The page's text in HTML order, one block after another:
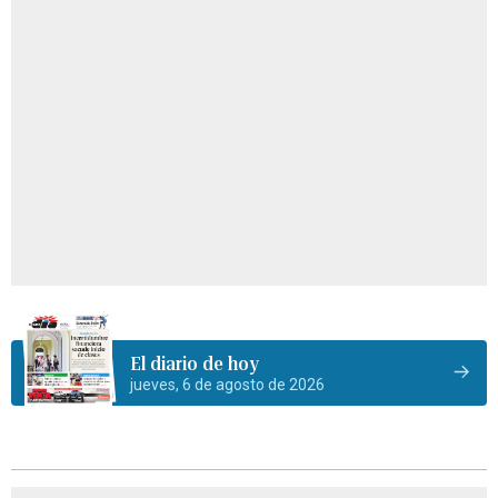
El diario de hoy
jueves, 6 de agosto de 2026